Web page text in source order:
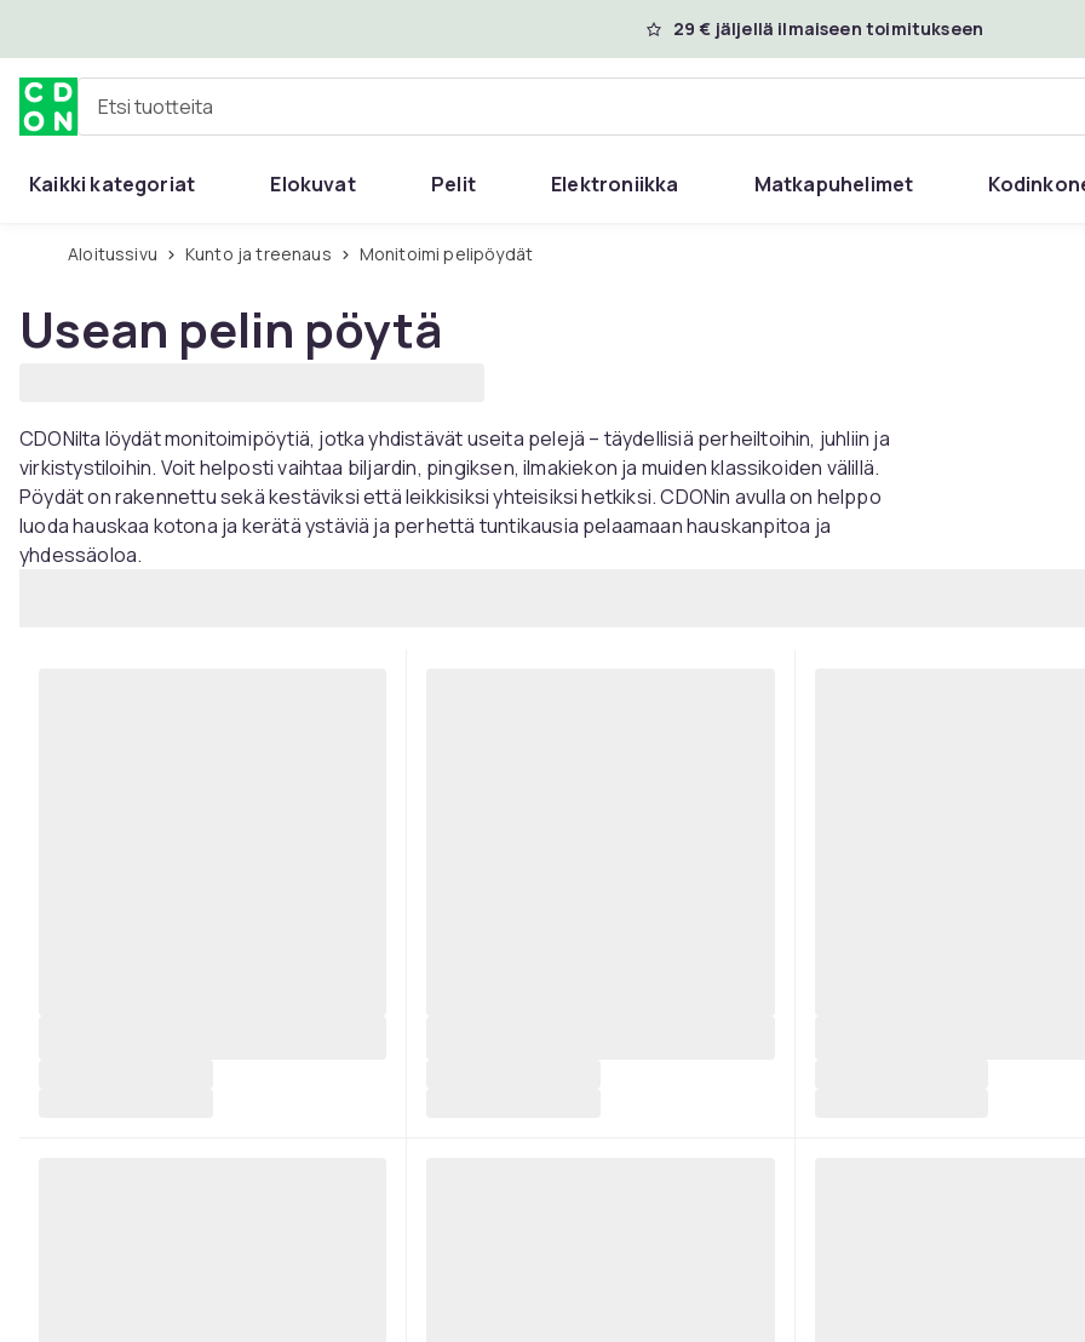
29 € jäljellä ilmaiseen toimitukseen
Etsi tuotteita
Kaikki kategoriat Elokuvat Pelit Elektroniikka Matkapuhelimet
Aloitussivu Kunto ja treenaus Monitoimi pelipöydät
Usean pelin pöytä
CDONilta löydät monitoimipöytiä, jotka yhdistävät useita pelejä – täydellisiä perheiltoihin, juhliin ja
virkistystiloihin. Voit helposti vaihtaa biljardin, pingiksen, ilmakiekon ja muiden klassikoiden välillä.
Pöydät on rakennettu sekä kestäviksi että leikkisiksi yhteisiksi hetkiksi. CDONin avulla on helppo
luoda hauskaa kotona ja kerätä ystäviä ja perhettä tuntikausia pelaamaan hauskanpitoa ja
yhdessäoloa.